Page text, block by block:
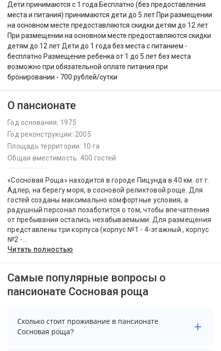
Дети принимаются с 1 года Бесплатно (без предоставления
места и питания) принимаются дети до 5 лет При размещении
на основном месте предоставляются скидки детям до 12 лет
При размещении на основном месте предоставляются скидки
детям до 12 лет Дети до 1 года без места с питанием -
бесплатно Размещение ребенка от 1 до 5 лет без места
возможно при обязательной оплате питания при
бронировании - 700 рублей/сутки
О пансионате
Год основания: 1975
Год реконструкции: 2005
Площадь территории: 10 га
Общая вместимость: 400 гостей
«Сосновая Роща» находится в городе Пицунда в 40 км. от г.
Адлер, на берегу моря, в сосновой реликтовой роще. Для
гостей созданы максимально комфортные условия, а
радушный персонал позаботится о том, чтобы впечатления
от пребывания остались незабываемыми. Для размещения
представлены три корпуса (корпус №1 - 4-этажный , корпус
№2 -...
Читать полностью
Самые популярные вопросы о
пансионате Сосновая роща
Сколько стоит проживание в пансионате
Сосновая роща?